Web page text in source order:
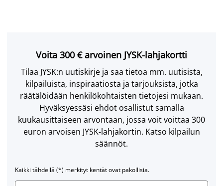
Voita 300 € arvoinen JYSK-lahjakortti
Tilaa JYSK:n uutiskirje ja saa tietoa mm. uutisista,
kilpailuista, inspiraatiosta ja tarjouksista, jotka
räätälöidään henkilökohtaisten tietojesi mukaan.
Hyväksyessäsi ehdot osallistut samalla
kuukausittaiseen arvontaan, jossa voit voittaa 300
euron arvoisen JYSK-lahjakortin. Katso kilpailun
säännöt.
Kaikki tähdellä (*) merkityt kentät ovat pakollisia.